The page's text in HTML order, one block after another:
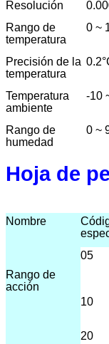
Resolución
Rango de
temperatura
0 ~
Precisión de la
temperatura
0.2
Temperatura
ambiente
-10
Rango de
humedad
0 ~
Hoja de
Nombre
Rango de
acción
05
10
20